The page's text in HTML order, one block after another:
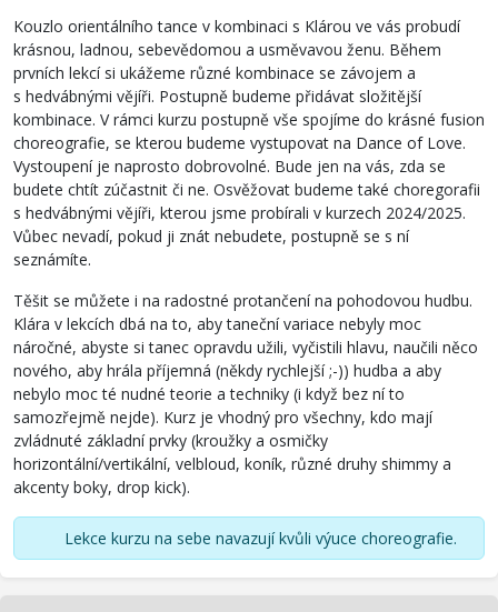
Kouzlo orientálního tance v kombinaci s Klárou ve vás probudí
krásnou, ladnou, sebevědomou a usměvavou ženu. Během
prvních lekcí si ukážeme různé kombinace se závojem a
s hedvábnými vějíři. Postupně budeme přidávat složitější
kombinace. V rámci kurzu postupně vše spojíme do krásné fusion
choreografie, se kterou budeme vystupovat na Dance of Love.
Vystoupení je naprosto dobrovolné. Bude jen na vás, zda se
budete chtít zúčastnit či ne. Osvěžovat budeme také choregorafii
s hedvábnými vějíři, kterou jsme probírali v kurzech 2024/2025.
Vůbec nevadí, pokud ji znát nebudete, postupně se s ní
seznámíte.
Těšit se můžete i na radostné protančení na pohodovou hudbu.
Klára v lekcích dbá na to, aby taneční variace nebyly moc
náročné, abyste si tanec opravdu užili, vyčistili hlavu, naučili něco
nového, aby hrála příjemná (někdy rychlejší ;-)) hudba a aby
nebylo moc té nudné teorie a techniky (i když bez ní to
samozřejmě nejde). Kurz je vhodný pro všechny, kdo mají
zvládnuté základní prvky (kroužky a osmičky
horizontální/vertikální, velbloud, koník, různé druhy shimmy a
akcenty boky, drop kick).
Lekce kurzu na sebe navazují kvůli výuce choreografie.